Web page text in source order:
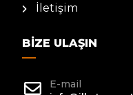
İletişim
BIZE ULAŞIN
E-mail